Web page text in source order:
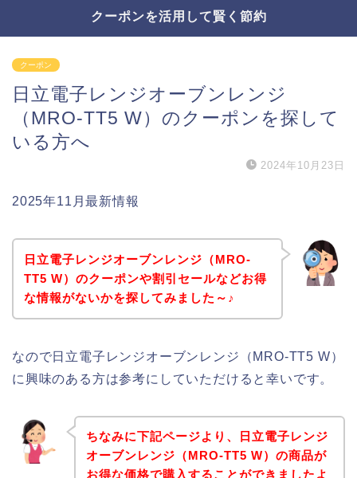
クーポンを活用して賢く節約
クーポン
日立電子レンジオーブンレンジ
（MRO-TT5 W）のクーポンを探して
いる方へ
2024年10月23日
2025年11月最新情報
日立電子レンジオーブンレンジ（MRO-
TT5 W）のクーポンや割引セールなどお得
な情報がないかを探してみました～♪
なので日立電子レンジオーブンレンジ（MRO-TT5 W）
に興味のある方は参考にしていただけると幸いです。
ちなみに下記ページより、日立電子レンジ
オーブンレンジ（MRO-TT5 W）の商品が
お得な価格で購入することができましたよ